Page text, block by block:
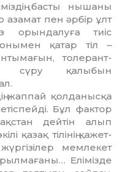
басты нышаны
азамат пен әрбір ұлт
орын­далу­ға тиіс
қатар тіл –
ынтымағын, толерант­
сүру қалыбын
жаппай қолданысқа
Бұл фактор
дейтін алып
қазақ тілінің қажет­
жүргізілер мемлекет
Елімізде